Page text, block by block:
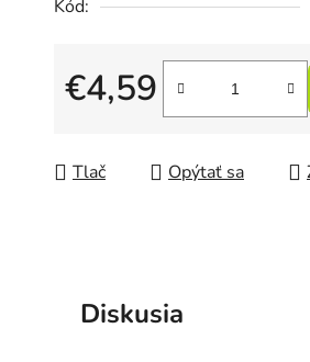
Kód:
€4,59
Jednotková cena:
Tlač Opýtať sa
Diskusia